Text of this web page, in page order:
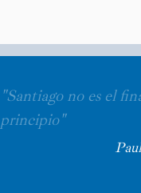
"Santiago no es el
principio"